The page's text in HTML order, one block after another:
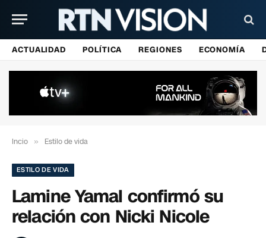
ACTUALIDAD POLÍTICA REGIONES ECONOMÍA
Incio » Estilo de vida
ESTILO DE VIDA
Lamine Yamal confirmó su
relación con Nicki Nicole